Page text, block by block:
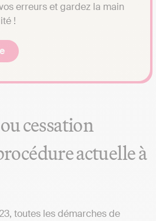
erreurs et gardez la main
!
cessation
actuelle à
toutes les démarches de